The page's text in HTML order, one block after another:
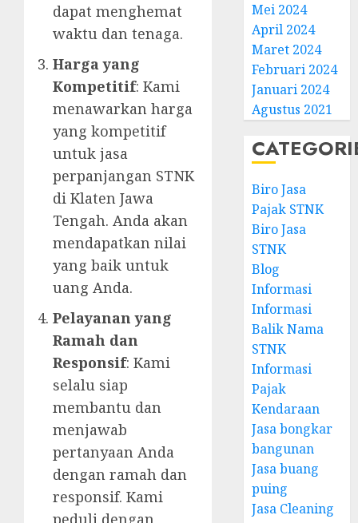
dapat menghemat
waktu dan tenaga.
Harga yang
Kompetitif: Kami
menawarkan harga
yang kompetitif
untuk jasa
perpanjangan STNK
di Klaten Jawa
Tengah. Anda akan
mendapatkan nilai
yang baik untuk
uang Anda.
Pelayanan yang
Ramah dan
Responsif: Kami
selalu siap
membantu dan
menjawab
pertanyaan Anda
dengan ramah dan
responsif. Kami
peduli dengan
Mei 2024
April 2024
Maret 2024
Februari 2024
Januari 2024
Agustus 2021
Biro Jasa
Pajak STNK
Biro Jasa
STNK
Blog
Informasi
Informasi
Balik Nama
STNK
Informasi
Pajak
Kendaraan
Jasa bongkar
bangunan
Jasa buang
puing
Jasa Cleaning